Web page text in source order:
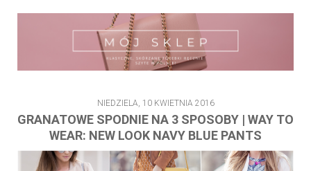
NIEDZIELA, 10 KWIETNIA 2016
GRANATOWE SPODNIE NA 3 SPOSOBY | WAY TO
WEAR: NEW LOOK NAVY BLUE PANTS